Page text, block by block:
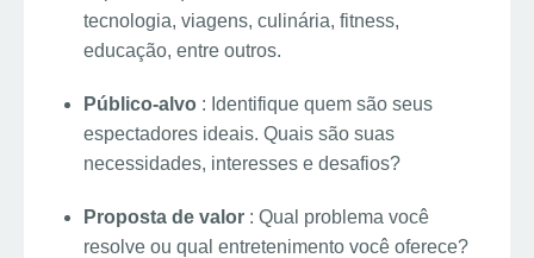
tecnologia, viagens, culinária, fitness,
educação, entre outros.
Público-alvo : Identifique quem são seus
espectadores ideais. Quais são suas
necessidades, interesses e desafios?
Proposta de valor : Qual problema você
resolve ou qual entretenimento você oferece?